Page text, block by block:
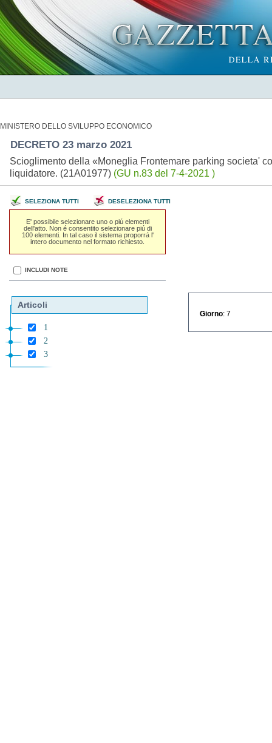
MINISTERO DELLO SVILUPPO ECONOMICO
DECRETO 23 marzo 2021
Scioglimento della «Moneglia Frontemare parking societa'
liquidatore. (21A01977) (GU n.83 del 7-4-2021 )
SELEZIONA TUTTI DESELEZIONA TUTTI
E' possibile selezionare uno o piú elementi
dell'atto. Non é consentito selezionare piú di
100 elementi. In tal caso il sistema proporrá l'
intero documento nel formato richiesto.
INCLUDI NOTE
Articoli
1
2
3
Giorno : 7